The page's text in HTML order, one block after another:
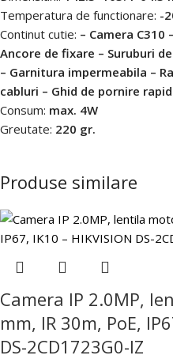
Temperatura de functionare: -
Continut cutie: – Camera
Ancore de fixare – Suruburi
– Garnitura impermeabila –
cabluri – Ghid de pornire
Consum: max. 4W
Greutate: 220 gr.
Produse similare
Camera IP 2.0MP,
mm, IR 30m, PoE,
DS-2CD1723G0-IZ